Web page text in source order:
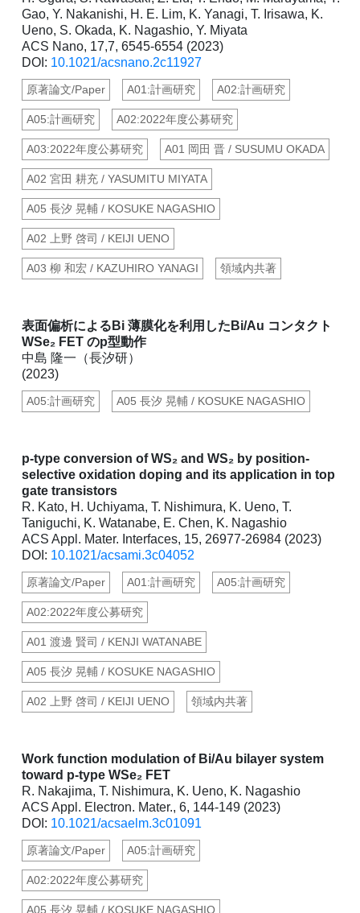
Gao, Y. Nakanishi, H. E. Lim, K. Yanagi, T. Irisawa, K.
Ueno, S. Okada, K. Nagashio, Y. Miyata
ACS Nano, 17,7, 6545-6554 (2023)
DOI: 10.1021/acsnano.2c11927
原著論文/Paper A01:計画研究 A02:計画研究
A05:計画研究 A02:2022年度公募研究
A03:2022年度公募研究 A01 岡田 晋 / SUSUMU OKADA
A02 宮田 耕充 / YASUMITU MIYATA
A05 長汐 晃輔 / KOSUKE NAGASHIO
A02 上野 啓司 / KEIJI UENO
A03 柳 和宏 / KAZUHIRO YANAGI 領域内共著
表面偏析によるBi 薄膜化を利用したBi/Au コンタクト
WSe₂ FET のp型動作
中島 隆一（長汐研）
(2023)
A05:計画研究 A05 長汐 晃輔 / KOSUKE NAGASHIO
p-type conversion of WS₂ and WS₂ by position-
selective oxidation doping and its application in top
gate transistors
R. Kato, H. Uchiyama, T. Nishimura, K. Ueno, T.
Taniguchi, K. Watanabe, E. Chen, K. Nagashio
ACS Appl. Mater. Interfaces, 15, 26977-26984 (2023)
DOI: 10.1021/acsami.3c04052
原著論文/Paper A01:計画研究 A05:計画研究
A02:2022年度公募研究
A01 渡邊 賢司 / KENJI WATANABE
A05 長汐 晃輔 / KOSUKE NAGASHIO
A02 上野 啓司 / KEIJI UENO 領域内共著
Work function modulation of Bi/Au bilayer system
toward p-type WSe₂ FET
R. Nakajima, T. Nishimura, K. Ueno, K. Nagashio
ACS Appl. Electron. Mater., 6, 144-149 (2023)
DOI: 10.1021/acsaelm.3c01091
原著論文/Paper A05:計画研究
A02:2022年度公募研究
A05 長汐 晃輔 / KOSUKE NAGASHIO